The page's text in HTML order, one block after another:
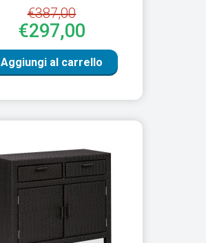
€387,00
€297,00
Aggiungi al carrello